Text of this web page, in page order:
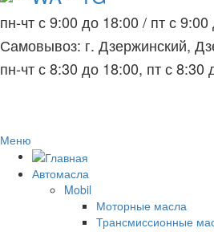
пн-чт с 9:00 до 18:00 / пт с
Самовывоз: г. Дзержинский,
пн-чт с 8:30 до 18:00, пт с 8:30
Меню
Автомасла
Mobil
Моторные масла
Трансмиссионные